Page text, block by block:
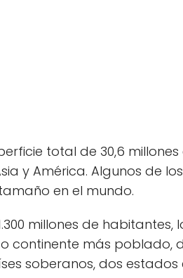
total de 30,6
y América. Algunos de los
en el mundo.
millones de habitantes,
continente más poblado,
soberanos, dos